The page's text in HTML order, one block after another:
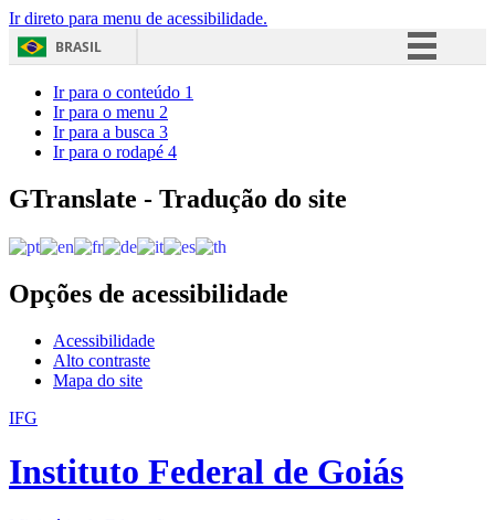
Ir direto para menu de acessibilidade.
BRASIL
Acesso à informação
Ir para o conteúdo 1
Ir para o menu 2
Ir para a busca 3
Ir para o rodapé 4
GTranslate - Tradução do site
Opções de acessibilidade
Acessibilidade
Alto contraste
Mapa do site
IFG
Instituto Federal de Goiás